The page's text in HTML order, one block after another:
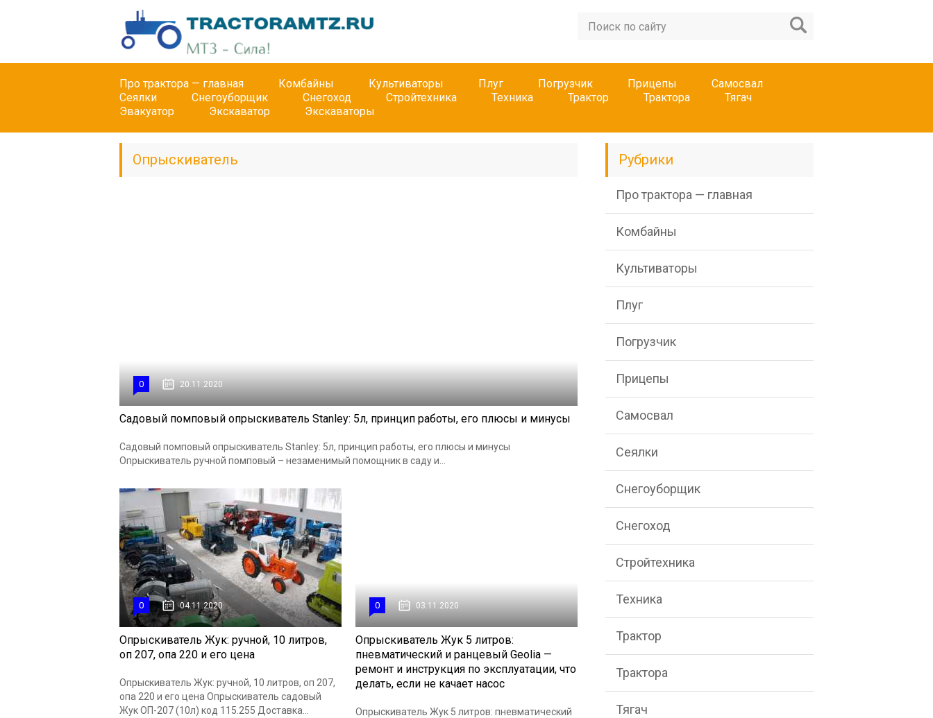
Про трактора — главная Комбайны Культиваторы Плуг Погрузчик Прицепы
Самосвал
Сеялки
Снегоуборщик Снегоход Стройтехника Техника Трактор Трактора
Тягач
Эвакуатор
Экскаватор Экскаваторы
Опрыскиватель
0 20.11.2020
Садовый помповый опрыскиватель Stanley: 5л, принцип работы, его плюсы и минусы
Садовый помповый опрыскиватель Stanley: 5л, принцип работы, его плюсы и минусы
Опрыскиватель ручной помповый – незаменимый помощник в саду и...
0 04.11.2020
Опрыскиватель Жук: ручной, 10 литров,
оп 207, опа 220 и его цена
Опрыскиватель Жук: ручной, 10 литров, оп 207,
опа 220 и его цена Опрыскиватель садовый
Жук ОП-207 (10л) код 115.255 Доставка...
0 03.11.2020
Опрыскиватель Жук 5 литров:
пневматический и ранцевый Geolia —
ремонт и инструкция по эксплуатации, что
делать, если не качает насос
Опрыскиватель Жук 5 литров: пневматический
Рубрики
Про трактора — главная
Комбайны
Культиваторы
Плуг
Погрузчик
Прицепы
Самосвал
Сеялки
Снегоуборщик
Снегоход
Стройтехника
Техника
Трактор
Трактора
Тягач